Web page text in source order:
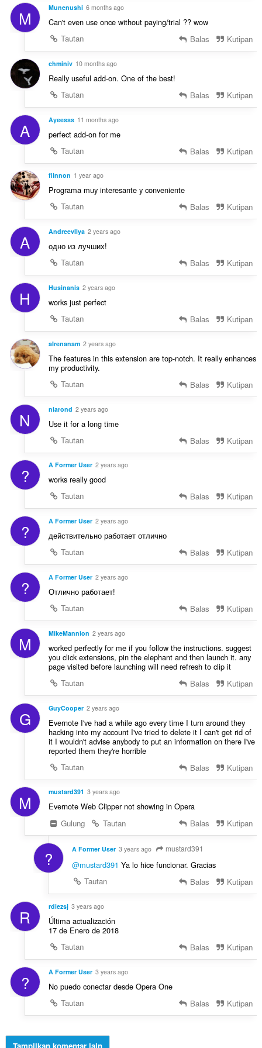
:
M Munenushi 6 months ago
Can't even use once without paying/trial ?? wow
Tautan
Balas Kutipan
chminiv 10 months ago
Really useful add-on. One of the best!
Tautan
Balas Kutipan
A Ayeesss 11 months ago
perfect add-on for me
Tautan
Balas Kutipan
fiinnon 1 year ago
Programa muy interesante y conveniente
Tautan
Balas Kutipan
A AndreevIlya 2 years ago
одно из лучших!
Tautan
Balas Kutipan
H Husinanis 2 years ago
works just perfect
Tautan
Balas Kutipan
aIrenanam 2 years ago
The features in this extension are top-notch. It really enhances
my productivity.
Tautan
Balas Kutipan
N niarond 2 years ago
Use it for a long time
Tautan
Balas Kutipan
? A Former User 2 years ago
works really good
Tautan
Balas Kutipan
? A Former User 2 years ago
действительно работает отлично
Tautan
Balas Kutipan
? A Former User 2 years ago
Отлично работает!
Tautan
Balas Kutipan
M MikeMannion 2 years ago
worked perfectly for me if you follow the instructions. suggest
you click extensions, pin the elephant and then launch it. any
page visited before launching will need refresh to clip it
Tautan
Balas Kutipan
G GuyCooper 2 years ago
Evernote I've had a while ago every time I turn around they
hacking into my account I've tried to delete it I can't get rid of
it I wouldn't advise anybody to put an information on there I've
reported them they're horrible
Tautan
Balas Kutipan
M mustard391 3 years ago
Evernote Web Clipper not showing in Opera
Gulung
Tautan Balas Kutipan
? A Former User 3 years ago mustard391
@mustard391 Ya lo hice funcionar. Gracias
Tautan
Balas Kutipan
R rdiezsj 3 years ago
Última actualización
17 de Enero de 2018
Tautan
Balas Kutipan
? A Former User 3 years ago
No puedo conectar desde Opera One
Tautan
Balas Kutipan
Tampilkan komentar lain